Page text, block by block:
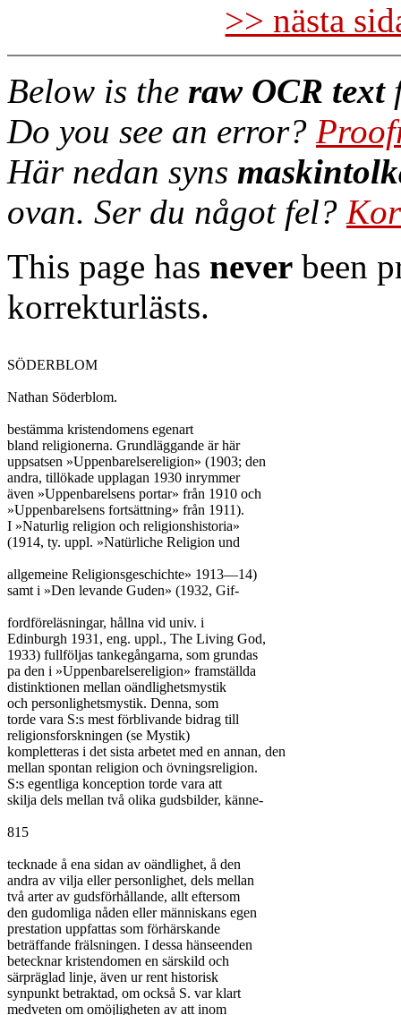
>> nästa
Below is the raw OCR text
Do you see an error?
Här nedan syns
ovan. Ser du något fel?
This page has never been
korrekturlästs.
SÖDERBLOM
Nathan Söderblom.
bestämma kristendomens egenart
bland religionerna. Grundläggande är här
uppsatsen »Uppenbarelsereligion» (1903; den
andra, tillökade upplagan 1930 inrymmer
även »Uppenbarelsens portar» från 1910 och
»Uppenbarelsens fortsättning» från 1911).
I »Naturlig religion och religionshistoria»
(1914, ty. uppl. »Natürliche Religion und
allgemeine Religionsgeschichte» 1913—14)
samt i »Den levande Guden» (1932, Gif-
fordföreläsningar, hållna vid univ. i
Edinburgh 1931, eng. uppl., The Living God,
1933) fullföljas tankegångarna, som grundas
pa den i »Uppenbarelsereligion» framställda
distinktionen mellan oändlighetsmystik
och personlighetsmystik. Denna, som
torde vara S:s mest förblivande bidrag till
religionsforskningen (se Mystik)
kompletteras i det sista arbetet med en annan, den
mellan spontan religion och övningsreligion.
S:s egentliga konception torde vara att
skilja dels mellan två olika gudsbilder, känne-
815
tecknade å ena sidan av oändlighet, å den
andra av vilja eller personlighet, dels mellan
två arter av gudsförhållande, allt eftersom
den gudomliga nåden eller människans egen
prestation uppfattas som förhärskande
beträffande frälsningen. I dessa hänseenden
betecknar kristendomen en särskild och
särpräglad linje, även ur rent historisk
synpunkt betraktad, om också S. var klart
medveten om omöjligheten av att inom